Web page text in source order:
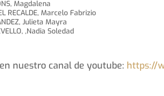
Magdalena
RECALDE, Marcelo Fabrizio
Julieta Mayra
,Nadia Soledad
nuestro canal de youtube: https://